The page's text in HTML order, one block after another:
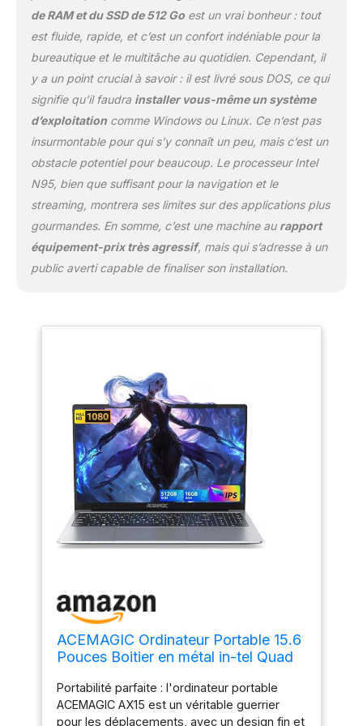
que vous lui confiez. Connectivité améliorée :
a/b/g/n&ac ultra rapide, vous pouvez
télécharger et surfer en un clin d'œil. Et le
module Bluetooth 5.0 ? Il se synchronise
facilement avec vos appareils sans fil
préférés. Et avec des ports USB 3.2 x2 et
interface HDMI pour le divertissement sur
grand écran, nous avons couvert tous vos
besoins de connectivité ! Technologie
ACEMAGIC et support : notre batterie au
lithium 7,6 V/5000 mAh assure une
productivité durable, tandis que nos
ventilateurs intelligents assurent un
fonctionnement fluide et réduisent le bruit
de RAM et du SSD de 512 Goest un vrai bonheur : tout
est fluide, rapide, et c’est un confort indéniable pour la
bureautique et le multitâche au quotidien. Cependant, il
y a un point crucial à savoir : il est livré sous DOS, ce qui
signifie qu’il faudra installer vous-même un système
d’exploitationcomme Windows ou Linux. Ce n’est pas
insurmontable pour qui s’y connaît un peu, mais c’est un
obstacle potentiel pour beaucoup. Le processeur Intel
N95, bien que suffisant pour la navigation et le
streaming, montrera ses limites sur des applications plus
gourmandes. En somme, c’est une machine au rapport
équipement-prix très agressif, mais qui s’adresse à un
public averti capable de finaliser son installation.
ACEMAGIC Ordinateur Portable 15.6
Pouces Boitier en métal in-tel Quad
Go DDR4 RAM 512 Go SSD Soutien
Extension 2
Portabilité parfaite : l'ordinateur portable
ACEMAGIC AX15 est un véritable guerrier
pour les déplacements, avec un design fin et